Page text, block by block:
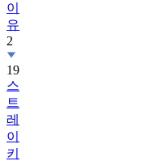
이
유
2
19
스
트
레
이
키